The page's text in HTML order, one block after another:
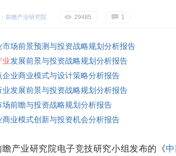
前瞻产业研究院 E 29485 G 1
市场前景预测与投资战略规划分析报告
业发展前景与投资战略规划分析报告
企业商业模式与设计策略分析报告
业发展前景与投资战略规划分析报告
场前瞻与投资战略规划分析报告
商业模式创新与投资机会分析报告
产业研究院电子竞技研究小组发布的《